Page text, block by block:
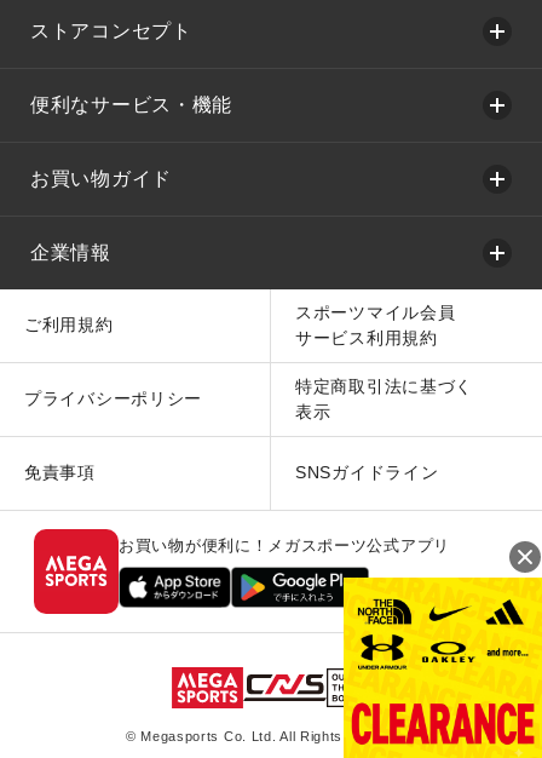
ストアコンセプト
便利なサービス・機能
お買い物ガイド
企業情報
ご利用規約
スポーツマイル会員
サービス利用規約
プライバシーポリシー
特定商取引法に基づく
表示
免責事項 SNSガイドライン
お買い物が便利に！メガスポーツ公式アプリ
© Megasports Co. Ltd. All Rights Reserved.